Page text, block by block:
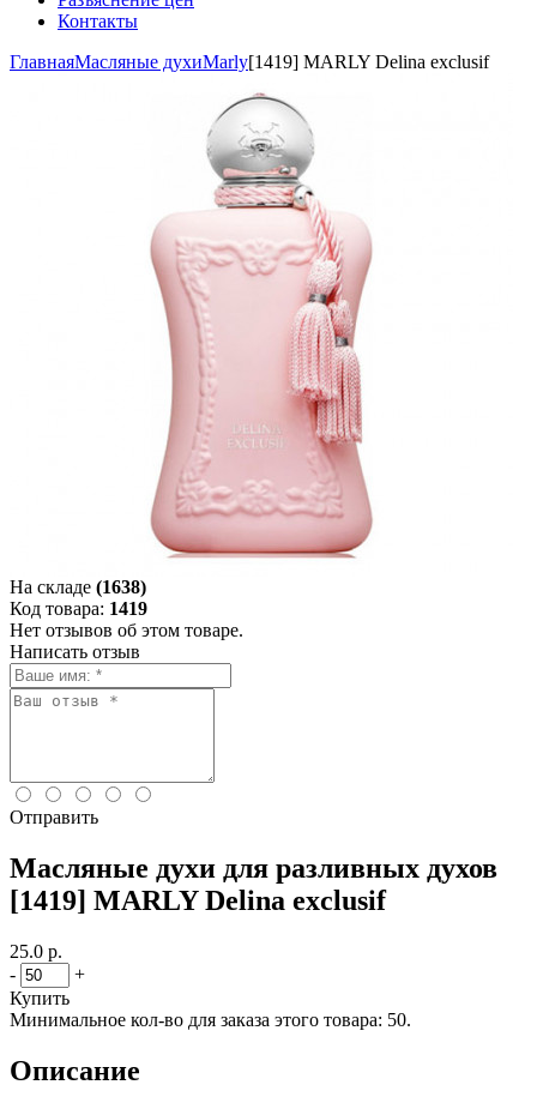
Контакты
ГлавнаяМасляные духиMarly[1419] MARLY Delina exclusif
На складе (1638)
Код товара: 1419
Нет отзывов об этом товаре.
Написать отзыв
Отправить
Масляные духи для разливных духов
[1419] MARLY Delina exclusif
25.0 р.
-
+
Купить
Минимальное кол-во для заказа этого товара: 50.
Описание